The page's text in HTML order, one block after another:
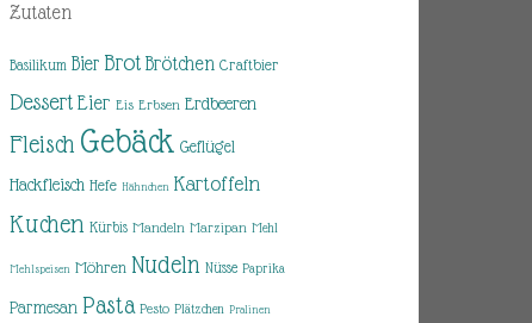
Zutaten
Basilikum Bier Brot Brötchen Craftbier
Dessert Eier Eis Erbsen Erdbeeren
Fleisch Gebäck Geflügel
Hackfleisch Hefe Hähnchen Kartoffeln
Kuchen Kürbis Mandeln Marzipan Mehl
Mehlspeisen Möhren Nudeln Nüsse Paprika
Parmesan Pasta Pesto Plätzchen Pralinen